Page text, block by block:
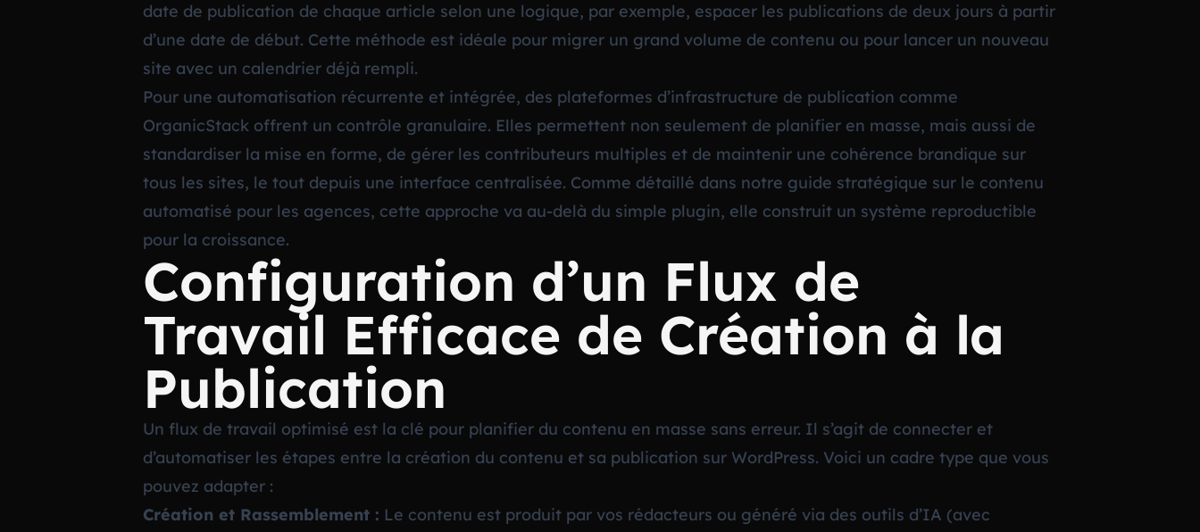
date de publication de chaque article selon une logique, par exemple, espacer les publications de deux jours à partir
d’une date de début. Cette méthode est idéale pour migrer un grand volume de contenu ou pour lancer un nouveau
site avec un calendrier déjà rempli.
Pour une automatisation récurrente et intégrée, des plateformes d’infrastructure de publication comme
OrganicStack offrent un contrôle granulaire. Elles permettent non seulement de planifier en masse, mais aussi de
standardiser la mise en forme, de gérer les contributeurs multiples et de maintenir une cohérence brandique sur
tous les sites, le tout depuis une interface centralisée. Comme détaillé dans notre guide stratégique sur le contenu
automatisé pour les agences, cette approche va au-delà du simple plugin, elle construit un système reproductible
pour la croissance.
Configuration d’un Flux de
Travail Efficace de Création à la
Publication
Un flux de travail optimisé est la clé pour planifier du contenu en masse sans erreur. Il s’agit de connecter et
d’automatiser les étapes entre la création du contenu et sa publication sur WordPress. Voici un cadre type que vous
pouvez adapter :
Création et Rassemblement : Le contenu est produit par vos rédacteurs ou généré via des outils d’IA (avec